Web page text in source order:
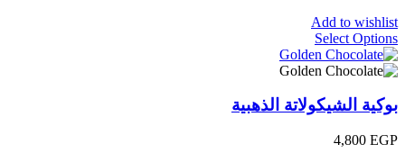
Add to wishlist
Select Options
بوكية الشيكولاتة الذهبية
4,800 EGP